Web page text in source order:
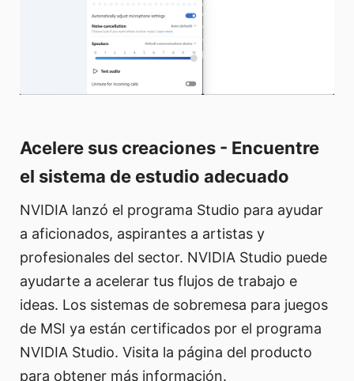
Acelere sus creaciones - Encuentre
el sistema de estudio adecuado
NVIDIA lanzó el programa Studio para ayudar
a aficionados, aspirantes a artistas y
profesionales del sector. NVIDIA Studio puede
ayudarte a acelerar tus flujos de trabajo e
ideas. Los sistemas de sobremesa para juegos
de MSI ya están certificados por el programa
NVIDIA Studio. Visita la página del producto
para obtener más información.